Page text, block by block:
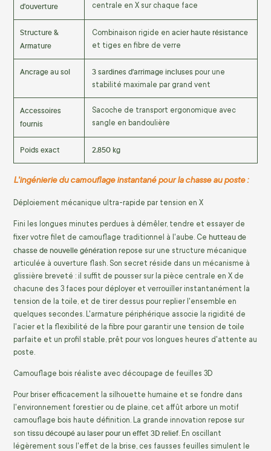
d'ouverture centrale en X sur chaque face
Structure &
Armature
Combinaison rigide en acier haute résistance
et tiges en fibre de verre
Ancrage au sol 3 sardines d'arrimage incluses pour une
stabilité maximale par grand vent
Accessoires
fournis
Sacoche de transport ergonomique avec
sangle en bandoulière
Poids exact 2,850 kg
L'ingénierie du camouflage instantané pour la chasse au poste :
Déploiement mécanique ultra-rapide par tension en X
Fini les longues minutes perdues à démêler, tendre et essayer de
fixer votre filet de camouflage traditionnel à l'aube. Ce hutteau de
chasse de nouvelle génération repose sur une structure mécanique
articulée à ouverture flash. Son secret réside dans un mécanisme à
glissière breveté : il suffit de pousser sur la pièce centrale en X de
chacune des 3 faces pour déployer et verrouiller instantanément la
tension de la toile, et de tirer dessus pour replier l'ensemble en
quelques secondes. L'armature périphérique associe la rigidité de
l'acier et la flexibilité de la fibre pour garantir une tension de toile
parfaite et un profil stable, prêt pour vos longues heures d'attente au
poste.
Camouflage bois réaliste avec découpage de feuilles 3D
Pour briser efficacement la silhouette humaine et se fondre dans
l'environnement forestier ou de plaine, cet affût arbore un motif
camouflage bois haute définition. La grande innovation repose sur
son tissu découpé au laser pour un effet 3D relief . En oscillant
légèrement sous l'effet de la brise, ces fausses feuilles simulent le